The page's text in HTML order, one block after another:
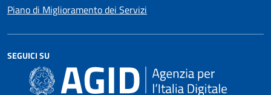
Piano di Miglioramento dei Servizi
SEGUICI SU